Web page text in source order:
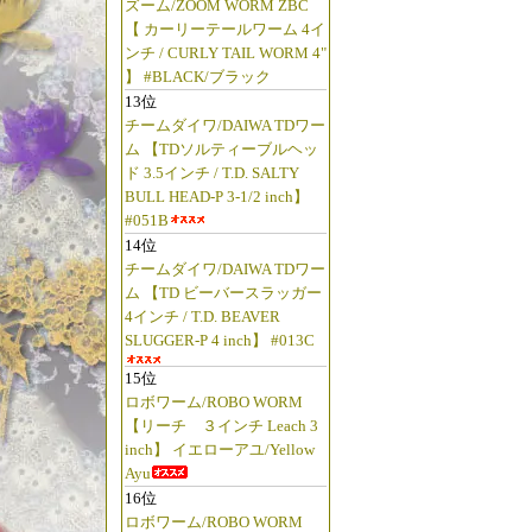
ズーム/ZOOM WORM ZBC
【 カーリーテールワーム 4イ
ンチ / CURLY TAIL WORM 4"
】 #BLACK/ブラック
13位
チームダイワ/DAIWA TDワー
ム 【TDソルティーブルヘッ
ド 3.5インチ / T.D. SALTY
BULL HEAD-P 3-1/2 inch】
#051B
14位
チームダイワ/DAIWA TDワー
ム 【TD ビーバースラッガー
4インチ / T.D. BEAVER
SLUGGER-P 4 inch】 #013C
15位
ロボワーム/ROBO WORM
【リーチ ３インチ Leach 3
inch】 イエローアユ/Yellow
Ayu
16位
ロボワーム/ROBO WORM